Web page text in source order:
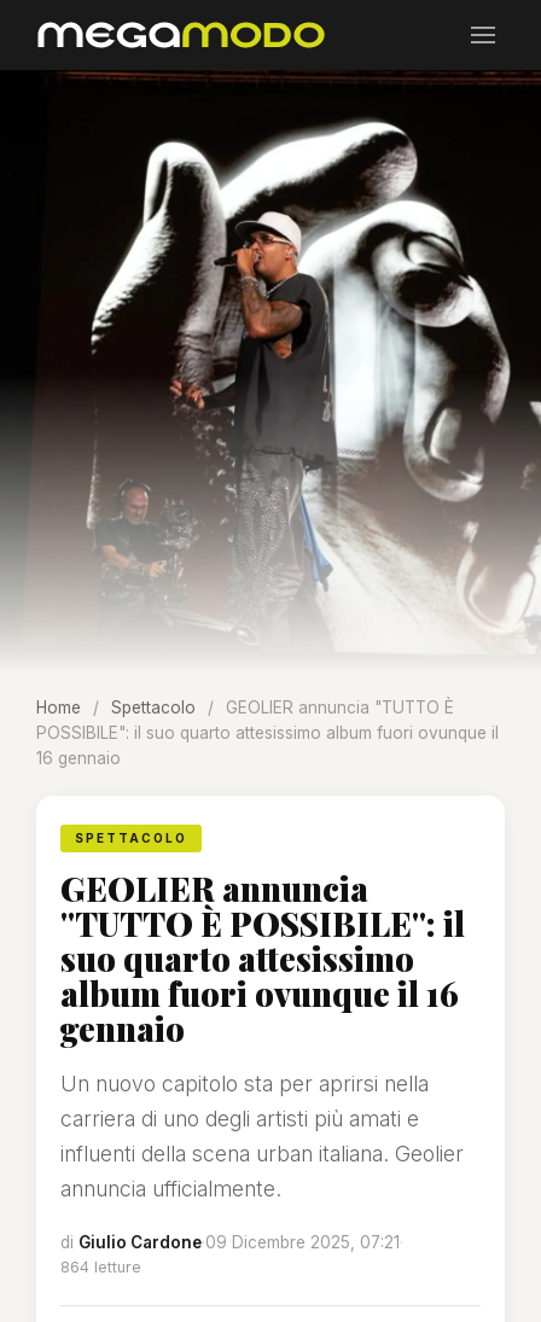
Home / Spettacolo /
GEOLIER annuncia "TUTTO È
POSSIBILE": il suo quarto attesissimo album fuori ovunque il
16 gennaio
SPETTACOLO
GEOLIER annuncia
"TUTTO È POSSIBILE": il
suo quarto attesissimo
album fuori ovunque il 16
gennaio
Un nuovo capitolo sta per aprirsi nella
carriera di uno degli artisti più amati e
influenti della scena urban italiana. Geolier
annuncia ufficialmente.
di Giulio Cardone·09 Dicembre 2025, 07:21·
864 letture